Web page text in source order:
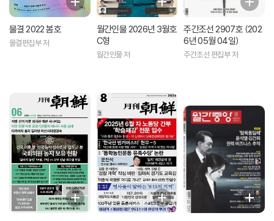
물결 2022 봄호
물결편집부 저
월간인물 2026년 3월호
C형
월간인물 저
주간조선 2907호 (202
6년 05월 04일)
주간조선 편집부 저